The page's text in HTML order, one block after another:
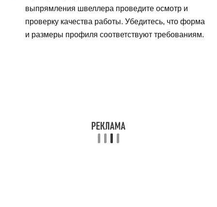
выпрямления швеллера проведите осмотр и
проверку качества работы. Убедитесь, что форма
и размеры профиля соответствуют требованиям.